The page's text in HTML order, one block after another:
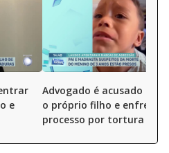
e
Advogado é acusado de
o próprio filho e enfrenta
processo por tortura